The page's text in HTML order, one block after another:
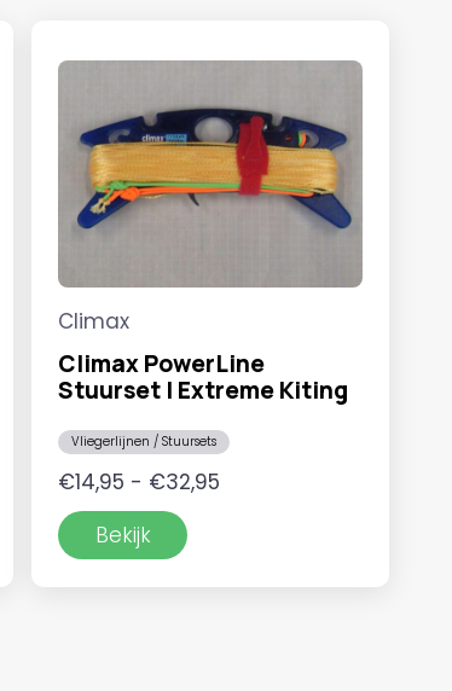
Climax
Climax PowerLine
Stuurset | Extreme Kiting
Vliegerlijnen / Stuursets
€14,95 - €32,95
Bekijk